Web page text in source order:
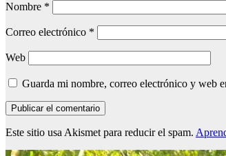
Nombre *
Correo electrónico *
Web
Guarda mi nombre, correo electrónico y web
Este sitio usa Akismet para reducir el spam.